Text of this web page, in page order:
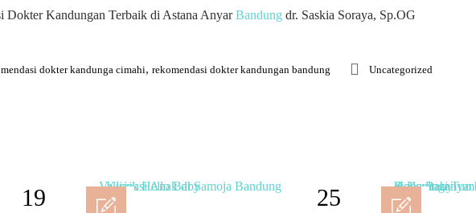
Dokter Kandungan Terbaik di Astana AnyarBandung dr. Saskia Soraya, Sp.OG
dokter kandunga cimahi, rekomendasi dokter kandungan bandung Uncategorized
19 25